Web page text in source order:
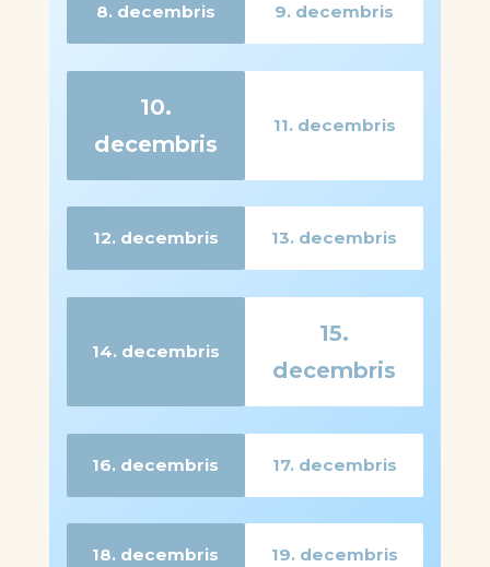
8. decembris 9. decembris
10.
decembris
11. decembris
12. decembris 13. decembris
14. decembris
15.
decembris
16. decembris 17. decembris
18. decembris 19. decembris